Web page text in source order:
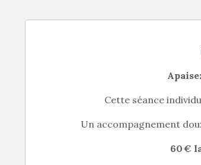
Cette séance
Un accompagnement
60 €